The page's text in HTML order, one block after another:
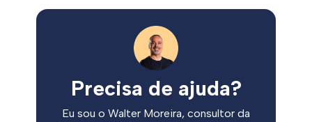
Precisa de ajuda?
Eu sou o Walter Moreira, consultor da